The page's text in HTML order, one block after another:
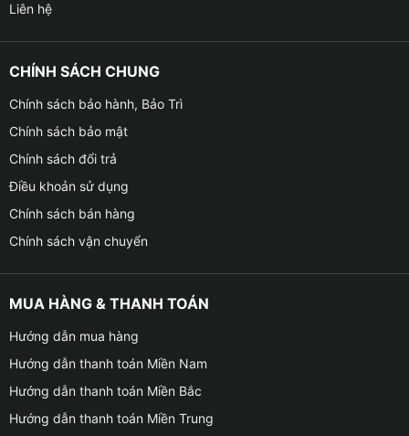
Liên hệ
CHÍNH SÁCH CHUNG
Chính sách bảo hành, Bảo Trì
Chính sách bảo mật
Chính sách đổi trả
Điều khoản sử dụng
Chính sách bán hàng
Chính sách vận chuyển
MUA HÀNG & THANH TOÁN
Hướng dẫn mua hàng
Hướng dẫn thanh toán Miền Nam
Hướng dẫn thanh toán Miền Bắc
Hướng dẫn thanh toán Miền Trung